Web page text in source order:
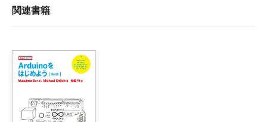
作品紹介
    BOCCO（ユカイ工学株式会社）
    MESH（ソニー株式会社 MESHプロジェクト）
    形骸化する言語（菅野創、やんツー）
    METCALFシリーズ（きゅんくん）
関連書籍